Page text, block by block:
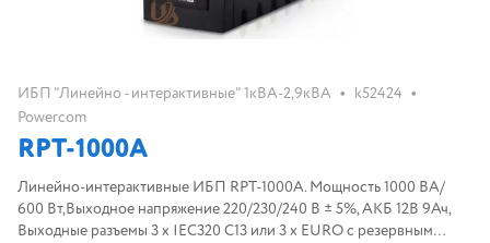
ИБП "Линейно - интерактивные" 1кВА-2,9кВА • k52424 •
Powercom
RPT-1000A
Линейно-интерактивные ИБП RPT-1000A. Мощность 1000 ВА/
600 Вт,Выходное напряжение 220/230/240 В ± 5%, АКБ 12В 9Ач,
Выходные разъемы 3 х IEC320 C13 или 3 х EURO с резервным